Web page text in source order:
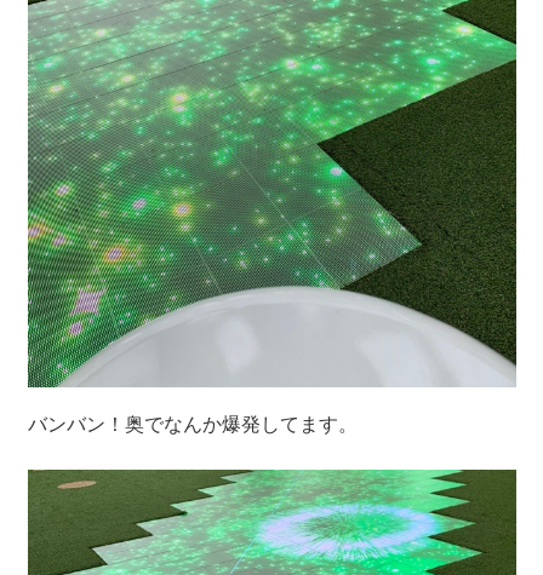
バンバン！奥でなんか爆発してます。